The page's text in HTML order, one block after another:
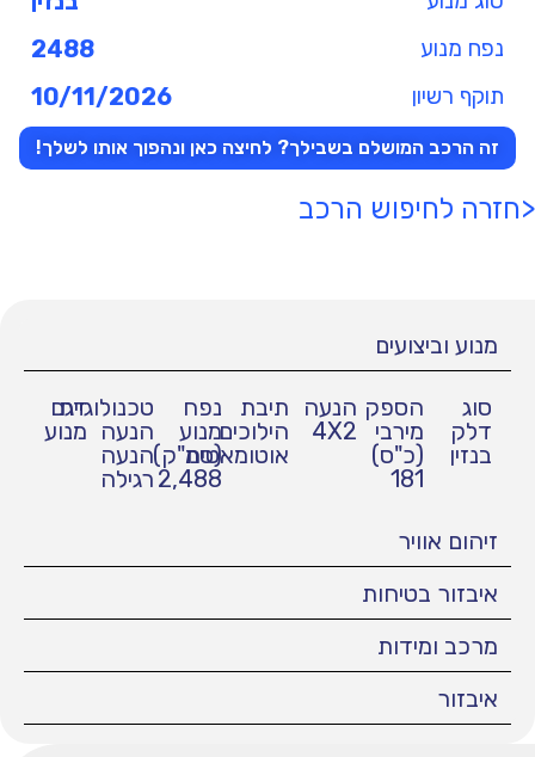
נפח מנוע 2488
תוקף רשיון 10/11/2026
זה הרכב המושלם בשבילך? לחיצה כאן ונהפוך אותו לשלך!
<חזרה לחיפוש הרכב
מנוע וביצועים
סוג
דלק
בנזין
הספק
מירבי
(כ"ס)
181
הנעה
4X2
תיבת
הילוכים
אוטומאטית
נפח
מנוע
(סמ"ק)
2,488
טכנולוגיית
הנעה
הנעה
רגילה
דגם
מנוע
זיהום אוויר
איבזור בטיחות
מרכב ומידות
איבזור